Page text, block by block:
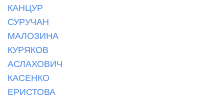
КАНЦУР
СУРУЧАН
МАЛОЗИНА
КУРЯКОВ
АСЛАХОВИЧ
КАСЕНКО
ЕРИСТОВА